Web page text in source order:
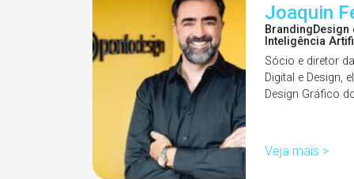
Joaquin
Branding
Inteligência
Sócio e diretor
Digital e Design,
Design Gráfico
Veja mais >